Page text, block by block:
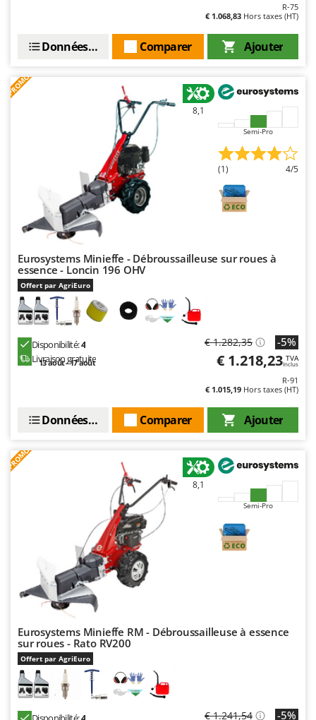
Reber
River Systems
Robomow
Rossofuoco
Rover Pompe
Royal Food
Ryobi
S
S.T.P.
Santos
Sbaraglia
Smartwood
Snapper
Solidur
Spice Electronics
Spiralmac
Spring Protezione
Spyro
R-75
€ 1.068,83 Hors taxes (HT)
Ajouter
Comparer
Données techniques
PROMO
8,1
Semi-Pro
(1) 4/5
Eurosystems Minieffe - Débroussailleuse sur roues à
essence - Loncin 196 OHV
Offert par AgriEuro
Disponibilité:4
Livraison gratuite
13 août - 17 août
€ 1.282,35 -5%
€ 1.218,23 TVA
Inclus
R-91
€ 1.015,19 Hors taxes (HT)
Ajouter
Comparer
Données techniques
PROMO
8,1
Semi-Pro
Eurosystems Minieffe RM - Débroussailleuse à essence
sur roues - Rato RV200
Offert par AgriEuro
€ 1.241,54 -5%